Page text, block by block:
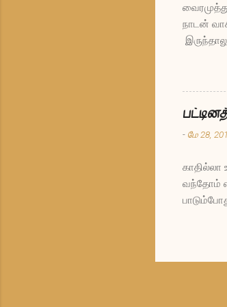
நாடன்
நான்
கட்டிய
- மே 28,
வந்தோம்
நம்புற